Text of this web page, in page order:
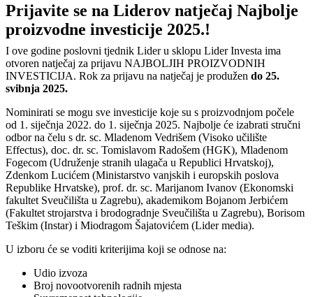
Prijavite se na Liderov natječaj Najbolje
proizvodne investicije 2025.!
I ove godine poslovni tjednik Lider u sklopu Lider Investa ima
otvoren natječaj za prijavu NAJBOLJIH PROIZVODNIH
INVESTICIJA. Rok za prijavu na natječaj je produžen do 25.
svibnja 2025.
Nominirati se mogu sve investicije koje su s proizvodnjom počele
od 1. siječnja 2022. do 1. siječnja 2025. Najbolje će izabrati stručni
odbor na čelu s dr. sc. Mladenom Vedrišem (Visoko učilište
Effectus), doc. dr. sc. Tomislavom Radošem (HGK), Mladenom
Fogecom (Udruženje stranih ulagača u Republici Hrvatskoj),
Zdenkom Lucićem (Ministarstvo vanjskih i europskih poslova
Republike Hrvatske), prof. dr. sc. Marijanom Ivanov (Ekonomski
fakultet Sveučilišta u Zagrebu), akademikom Bojanom Jerbićem
(Fakultet strojarstva i brodogradnje Sveučilišta u Zagrebu), Borisom
Teškim (Instar) i Miodragom Šajatovićem (Lider media).
U izboru će se voditi kriterijima koji se odnose na:
Udio izvoza
Broj novootvorenih radnih mjesta